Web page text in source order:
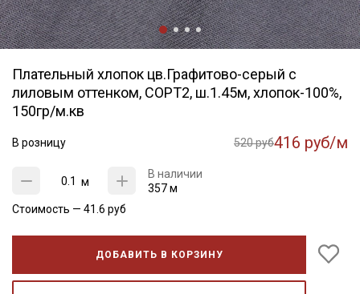
Плательный хлопок цв.Графитово-серый с
лиловым оттенком, СОРТ2, ш.1.45м, хлопок-100%,
150гр/м.кв
В розницу 520 руб416 руб/м
м
В наличии
357 м
Стоимость — 41.6 руб
ДОБАВИТЬ В КОРЗИНУ